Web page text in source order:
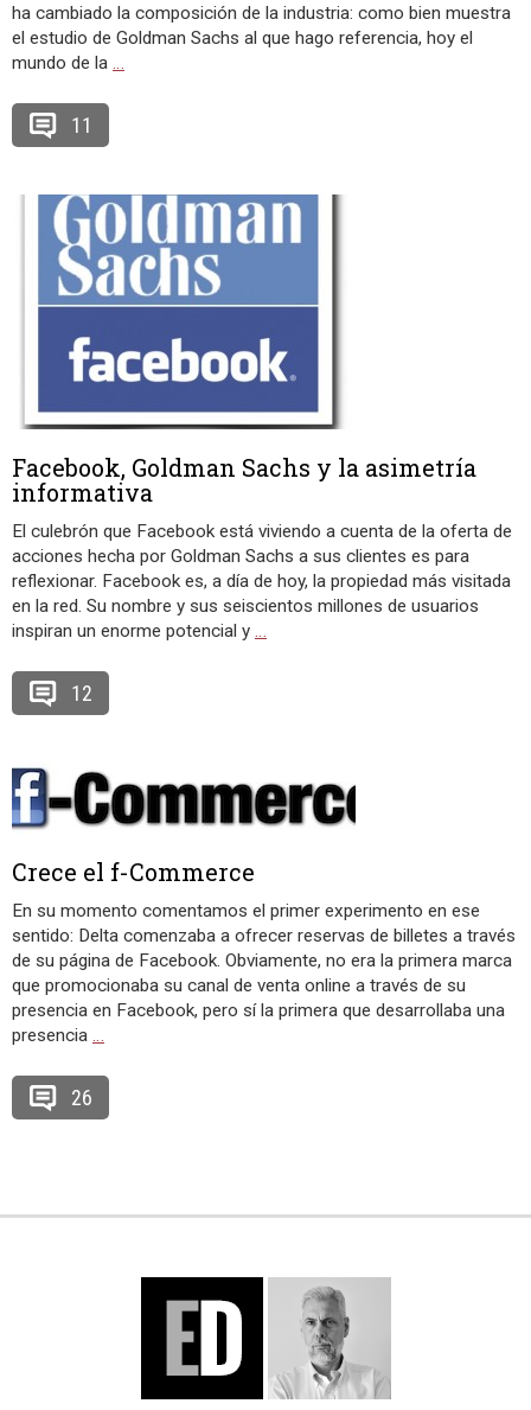
ha cambiado la composición de la industria: como bien muestra
el estudio de Goldman Sachs al que hago referencia, hoy el
mundo de la …
11
Facebook, Goldman Sachs y la asimetría
informativa
El culebrón que Facebook está viviendo a cuenta de la oferta de
acciones hecha por Goldman Sachs a sus clientes es para
reflexionar. Facebook es, a día de hoy, la propiedad más visitada
en la red. Su nombre y sus seiscientos millones de usuarios
inspiran un enorme potencial y …
12
Crece el f-Commerce
En su momento comentamos el primer experimento en ese
sentido: Delta comenzaba a ofrecer reservas de billetes a través
de su página de Facebook. Obviamente, no era la primera marca
que promocionaba su canal de venta online a través de su
presencia en Facebook, pero sí la primera que desarrollaba una
presencia …
26